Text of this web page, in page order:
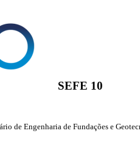
SEFE 10
de Engenharia de Fundações e